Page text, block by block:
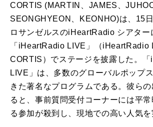
CORTIS (MARTIN、JAMES、
SEONGHYEON、KEONHO)は、15
ロサンゼルスのiHeartRadio シアター
「iHeartRadio LIVE」（iHeartRadio
CORTIS）でステージを披露した。
LIVE」は、多数のグローバルポップ
きた著名なプログラムである。彼ら
ると、事前質問受付コーナーには平常
る参加が殺到し、現地での高い人気を